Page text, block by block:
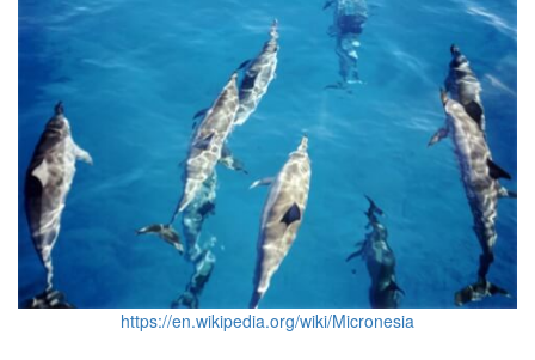
https://en.wikipedia.org/wiki/Micronesia